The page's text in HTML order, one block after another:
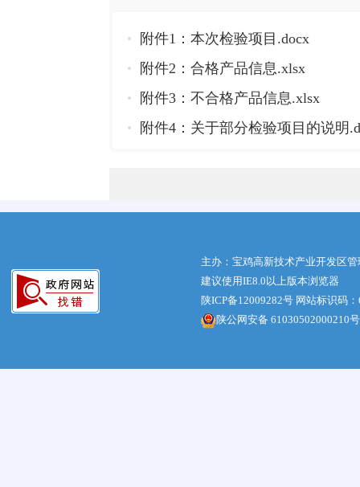
附件1：本次检验项目.docx
附件2：合格产品信息.xlsx
附件3：不合格产品信息.xlsx
附件4：关于部分检验项目的说明
主办：宝鸡高新技术产业开发区
建议使用IE8.0以上版本浏览器
陕ICP备12009282号 网站标识码
陕公网安备 61030502000210号